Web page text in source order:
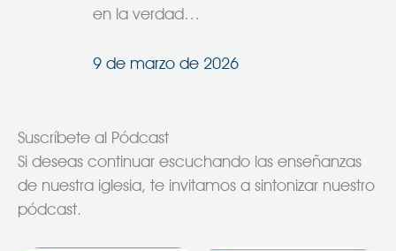
en la verdad…
9 de marzo de 2026
Suscríbete al Pódcast
Si deseas continuar escuchando las enseñanzas
de nuestra iglesia, te invitamos a sintonizar nuestro
pódcast.